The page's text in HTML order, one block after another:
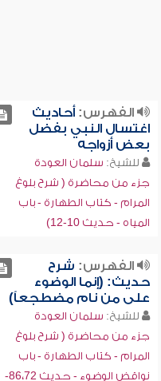
الفهرس:أحاديث
اغتسال النبي بفضل
بعض أزواجه
للشيخ: سلمان العودة
جزء من محاضرة ( شرح بلوغ
المرام - كتاب الطهارة - باب
المياه - حديث 10-12)
الفهرس: شرح
حديث: (إنما الوضوء
على من نام مضطجعاً)
للشيخ: سلمان العودة
جزء من محاضرة ( شرح بلوغ
المرام - كتاب الطهارة - باب
نواقض الوضوء - حديث 86،72-